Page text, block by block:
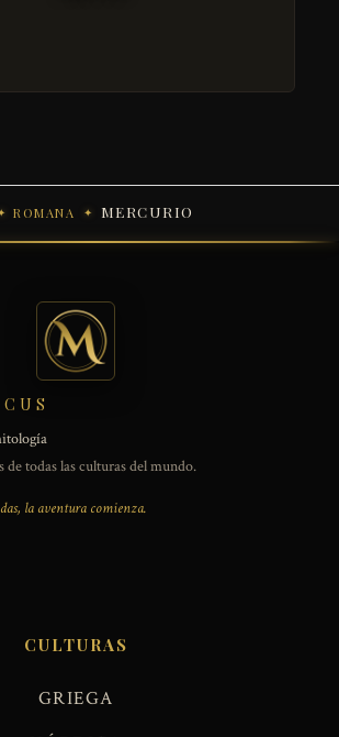
ROMANA MERCURIO
de todas las culturas del mundo.
la aventura comienza.
CULTURAS
GRIEGA